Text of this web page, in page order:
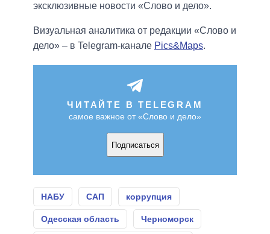
эксклюзивные новости «Слово и дело».
Визуальная аналитика от редакции «Слово и
дело» – в Telegram-канале Pics&Maps.
ЧИТАЙТЕ В TELEGRAM
самое важное от «Слово и дело»
Подписаться
НАБУ САП коррупция
Одесская область Черноморск